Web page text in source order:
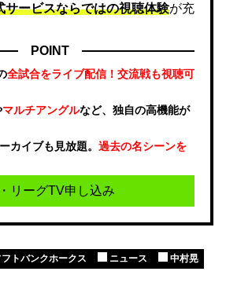
サービスならではの視聴体験が充
POINT
全試合をライブ配信！交流戦も視聴可
マルチアングルなど、独自の高機能が
カイブも見放題。 過去の名シーンを
リーグTV申し込み
トバンクホークス ニュース
中村晃